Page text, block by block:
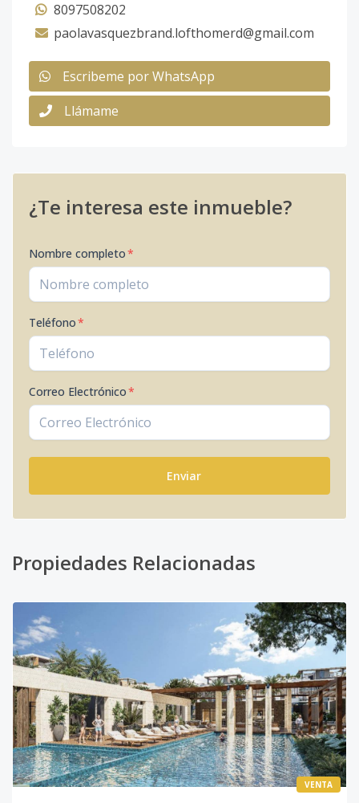
8097508202
paolavasquezbrand.lofthomerd@gmail.com
Escribeme por WhatsApp
Llámame
¿Te interesa este inmueble?
Nombre completo*
Teléfono*
Correo Electrónico*
Enviar
Propiedades Relacionadas
VENTA